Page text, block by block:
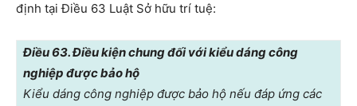
định tại Điều 63 Luật Sở hữu trí tuệ:
Điều 63. Điều kiện chung đối với kiểu dáng công
nghiệp được bảo hộ
Kiểu dáng công nghiệp được bảo hộ nếu đáp ứng các